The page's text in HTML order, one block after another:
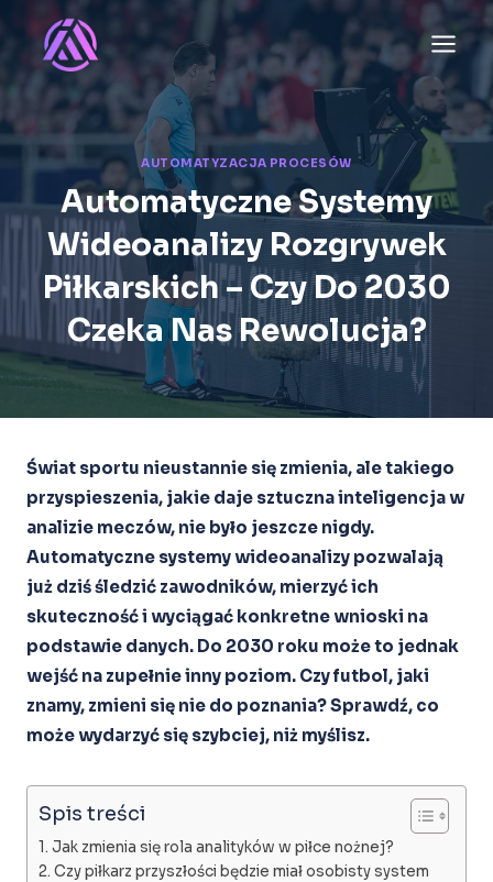
treści
AUTOMATYZACJA PROCESÓW
Automatyczne Systemy
Wideoanalizy Rozgrywek
Piłkarskich – Czy Do 2030
Czeka Nas Rewolucja?
Świat sportu nieustannie się zmienia, ale takiego
przyspieszenia, jakie daje sztuczna inteligencja w
analizie meczów, nie było jeszcze nigdy.
Automatyczne systemy wideoanalizy pozwalają
już dziś śledzić zawodników, mierzyć ich
skuteczność i wyciągać konkretne wnioski na
podstawie danych. Do 2030 roku może to jednak
wejść na zupełnie inny poziom. Czy futbol, jaki
znamy, zmieni się nie do poznania? Sprawdź, co
może wydarzyć się szybciej, niż myślisz.
Spis treści
Jak zmienia się rola analityków w piłce nożnej?
Czy piłkarz przyszłości będzie miał osobisty system